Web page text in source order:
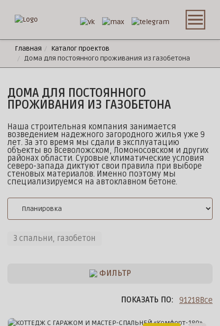
Главная
Каталог проектов
Дома для постоянного проживания из газобетона
ДОМА ДЛЯ ПОСТОЯННОГО
ПРОЖИВАНИЯ ИЗ ГАЗОБЕТОНА
Наша строительная компания занимается
возведением надежного загородного жилья уже 9
лет. За это время мы сдали в эксплуатацию
объекты во Всеволожском, Ломоносовском и других
районах области. Суровые климатические условия
северо-запада диктуют свои правила при выборе
стеновых материалов. Именно поэтому мы
специализируемся на автоклавном бетоне.
3 спальни, газобетон
ФИЛЬТР
ПОКАЗАТЬ ПО: 91218Все